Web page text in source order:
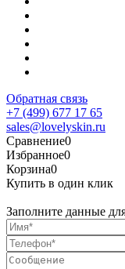
Обратная связь
+7 (499) 677 17 65
sales@lovelyskin.ru
Сравнение0
Избранное0
Корзина0
Купить в один клик
Заполните данные для